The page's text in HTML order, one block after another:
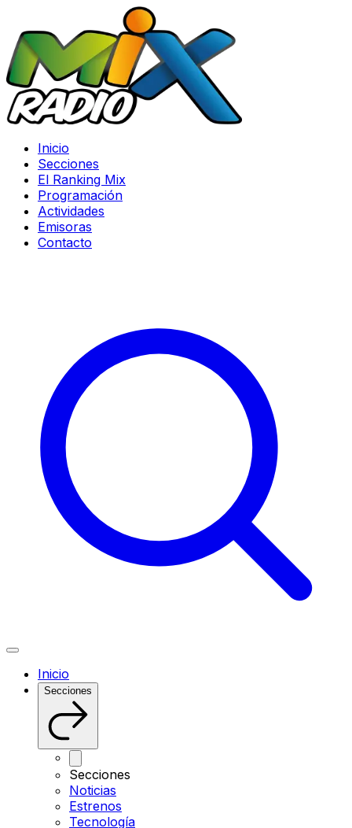
Inicio
Secciones
El Ranking Mix
Programación
Actividades
Emisoras
Contacto
Inicio
Secciones
Secciones
Noticias
Estrenos
Tecnología